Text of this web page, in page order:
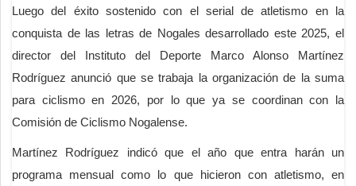
Luego del éxito sostenido con el serial de atletismo en la
conquista de las letras de Nogales desarrollado este 2025, el
director del Instituto del Deporte Marco Alonso Martínez
Rodríguez anunció que se trabaja la organización de la suma
para ciclismo en 2026, por lo que ya se coordinan con la
Comisión de Ciclismo Nogalense.
Martínez Rodríguez indicó que el año que entra harán un
programa mensual como lo que hicieron con atletismo, en